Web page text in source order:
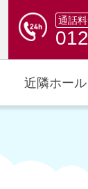
通話
近隣ホール